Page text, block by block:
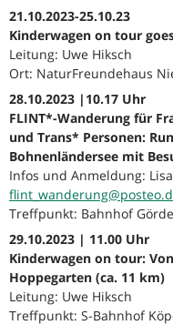
21.10.2023-25.10.23
Kinderwagen on tour
Leitung: Uwe Hiksch
Ort: NaturFreundehaus
28.10.2023 |10.17 Uhr
FLINT*-Wanderung für
und Trans* Personen:
Bohnenländersee mit
Infos und Anmeldung:
Treffpunkt: Bahnhof
29.10.2023 | 11.00 Uhr
Kinderwagen on tour:
Hoppegarten (ca. 11 km)
Leitung: Uwe Hiksch
Treffpunkt: S-Bahnhof